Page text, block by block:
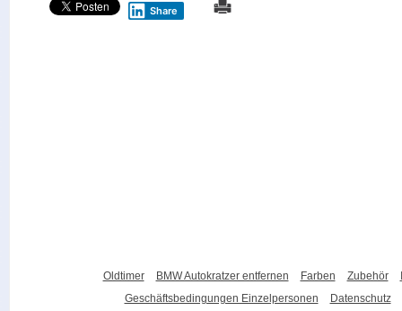
Share
Oldtimer BMW Autokratzer entfernen Farben Zubehör
Geschäftsbedingungen Einzelpersonen
Datenschutz